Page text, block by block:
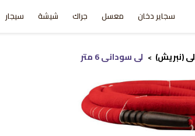
سجاير دخان معسل جراك شيشة سيجار
لي (نبريش) > لي سوداني 6 متر